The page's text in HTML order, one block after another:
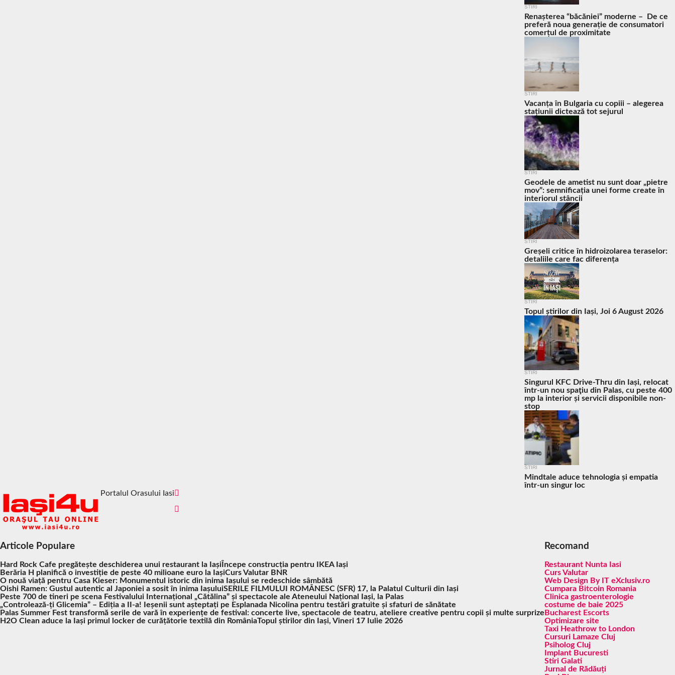
STIRI
Renașterea “băcăniei” moderne – De ce
preferă noua generație de consumatori
comerțul de proximitate
STIRI
Vacanța în Bulgaria cu copiii – alegerea
stațiunii dictează tot sejurul
STIRI
Geodele de ametist nu sunt doar „pietre
mov”: semnificația unei forme create în
interiorul stâncii
STIRI
Greșeli critice în hidroizolarea teraselor:
detaliile care fac diferența
STIRI
Topul știrilor din Iași, Joi 6 August 2026
STIRI
Singurul KFC Drive-Thru din Iași, relocat
într-un nou spaţiu din Palas, cu peste 400
mp la interior și servicii disponibile non-
stop
STIRI
Mindtale aduce tehnologia și empatia
într-un singur loc
Portalul Orasului Iasi
Articole Populare
Hard Rock Cafe pregătește deschiderea unui restaurant la Iași Începe construcția pentru IKEA Iași
Berăria H planifică o investiție de peste 40 milioane euro la IașiCurs Valutar BNR
O nouă viață pentru Casa Kieser: Monumentul istoric din inima Iașului se redeschide sâmbătă
Oishi Ramen: Gustul autentic al Japoniei a sosit în inima IașuluiSERILE FILMULUI ROMÂNESC (SFR) 17, la Palatul Culturii din Iași
Peste 700 de tineri pe scena Festivalului Internațional „Cătălina” și spectacole ale Ateneului Național Iași, la Palas
„Controlează-ți Glicemia” – Ediția a II-a! Ieșenii sunt așteptați pe Esplanada Nicolina pentru testări gratuite și sfaturi de sănătate
Palas Summer Fest transformă serile de vară în experiențe de festival: concerte live, spectacole de teatru, ateliere creative pentru copii și multe surprize
H2O Clean aduce la Iași primul locker de curățătorie textilă din RomâniaTopul știrilor din Iași, Vineri 17 Iulie 2026
Recomand
Restaurant Nunta Iasi
Curs Valutar
Web Design By IT eXclusiv.ro
Cumpara Bitcoin Romania
Clinica gastroenterologie
costume de baie 2025
Bucharest Escorts
Optimizare site
Taxi Heathrow to London
Cursuri Lamaze Cluj
Psiholog Cluj
Implant Bucuresti
Stiri Galati
Jurnal de Rădăuți